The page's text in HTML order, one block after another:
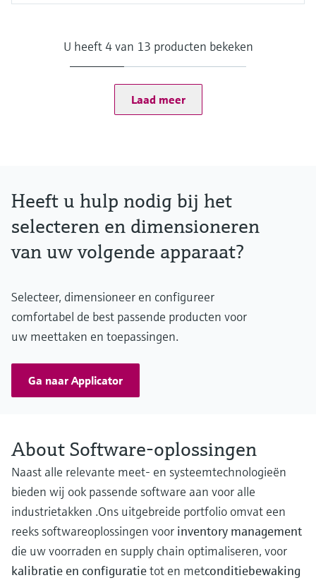
Data management
Process monitoring & visualization
U heeft 4 van 13 producten bekeken
Laad meer
Heeft u hulp nodig bij het
selecteren en dimensioneren
van uw volgende apparaat?
Selecteer, dimensioneer en configureer
comfortabel de best passende producten voor
uw meettaken en toepassingen.
Ga naar Applicator
About Software-oplossingen
Naast alle relevante meet- en systeemtechnologieën
bieden wij ook passende software aan voor alle
industrietakken .Ons uitgebreide portfolio omvat een
reeks softwareoplossingen voor inventory management
die uw voorraden en supply chain optimaliseren, voor
kalibratie en configuratietot en metconditiebewaking